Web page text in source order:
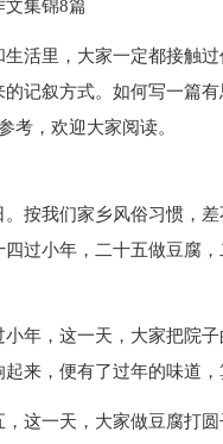
文集锦8篇
活里，大家一定都接触
记叙方式。如何写一篇
考，欢迎大家阅读。
按我们家乡风俗习惯，
过小年，二十五做豆腐
小年，这一天，大家把院
来，便有了过年的味道，
这一天，大家做豆腐打